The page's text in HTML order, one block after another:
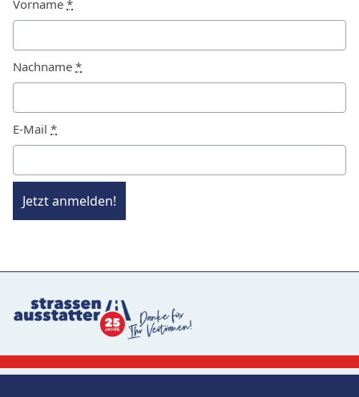
Vorname *
Nachname *
E-Mail *
Jetzt anmelden!